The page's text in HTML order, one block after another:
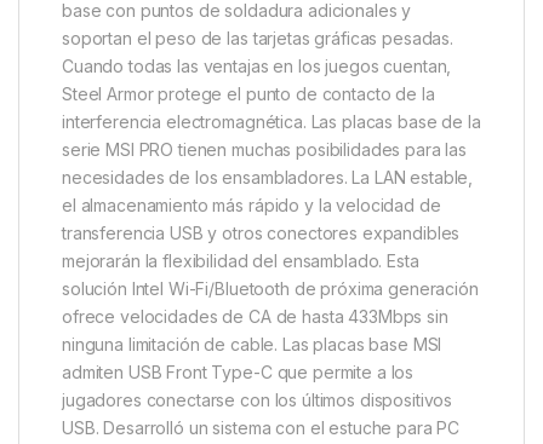
base con puntos de soldadura adicionales y
soportan el peso de las tarjetas gráficas pesadas.
Cuando todas las ventajas en los juegos cuentan,
Steel Armor protege el punto de contacto de la
interferencia electromagnética. Las placas base de la
serie MSI PRO tienen muchas posibilidades para las
necesidades de los ensambladores. La LAN estable,
el almacenamiento más rápido y la velocidad de
transferencia USB y otros conectores expandibles
mejorarán la flexibilidad del ensamblado. Esta
solución Intel Wi-Fi/Bluetooth de próxima generación
ofrece velocidades de CA de hasta 433Mbps sin
ninguna limitación de cable. Las placas base MSI
admiten USB Front Type-C que permite a los
jugadores conectarse con los últimos dispositivos
USB. Desarrolló un sistema con el estuche para PC